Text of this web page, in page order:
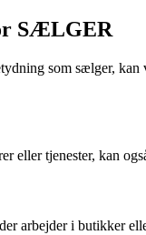
SÆLGER
som sælger,
eller tjenester, kan
arbejder i butikker